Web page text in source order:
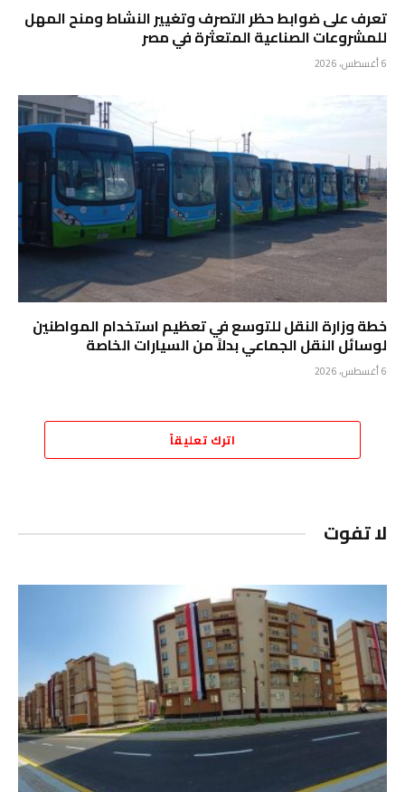
تعرف على ضوابط حظر التصرف وتغيير النشاط ومنح المهل
للمشروعات الصناعية المتعثرة في مصر
6 أغسطس، 2026
خطة وزارة النقل للتوسع في تعظيم استخدام المواطنين
لوسائل النقل الجماعي بدلاً من السيارات الخاصة
6 أغسطس، 2026
اترك تعليقاً
لا تفوت